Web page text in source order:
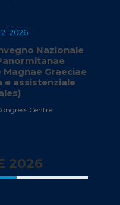
2026
Nazionale
Magnae Graeciae
e assistenziale
Centre
2026